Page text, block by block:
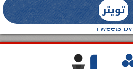
تويتر
Tweets by